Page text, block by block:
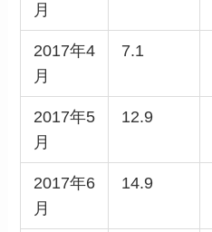
月
2017年4
月
7.1
2017年5
月
12.9
2017年6
月
14.9